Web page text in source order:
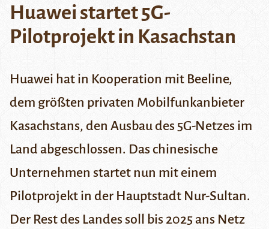
Huawei startet 5G-
Pilotprojekt in Kasachstan
Huawei hat in Kooperation mit Beeline,
dem größten privaten Mobilfunkanbieter
Kasachstans, den Ausbau des 5G-Netzes im
Land abgeschlossen. Das chinesische
Unternehmen startet nun mit einem
Pilotprojekt in der Hauptstadt Nur-Sultan.
Der Rest des Landes soll bis 2025 ans Netz